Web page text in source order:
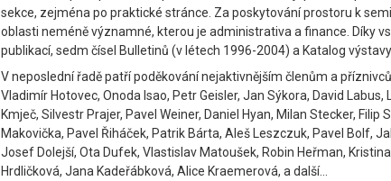
sekce, zejména po praktické stránce. Za poskytování prostoru k
oblasti neméně významné, kterou je administrativa a finance. Díky
publikací, sedm čísel Bulletinů (v létech 1996-2004) a Katalog
V neposlední řadě patří poděkování nejaktivnějším členům a
Vladimír Hotovec, Onoda Isao, Petr Geisler, Jan Sýkora, David
Kmječ, Silvestr Prajer, Pavel Weiner, Daniel Hyan, Milan Stecker,
Makovička, Pavel Řiháček, Patrik Bárta, Aleš Leszczuk, Pavel Bolf,
Josef Dolejší, Ota Dufek, Vlastislav Matoušek, Robin Heřman,
Hrdličková, Jana Kadeřábková, Alice Kraemerová, a další…